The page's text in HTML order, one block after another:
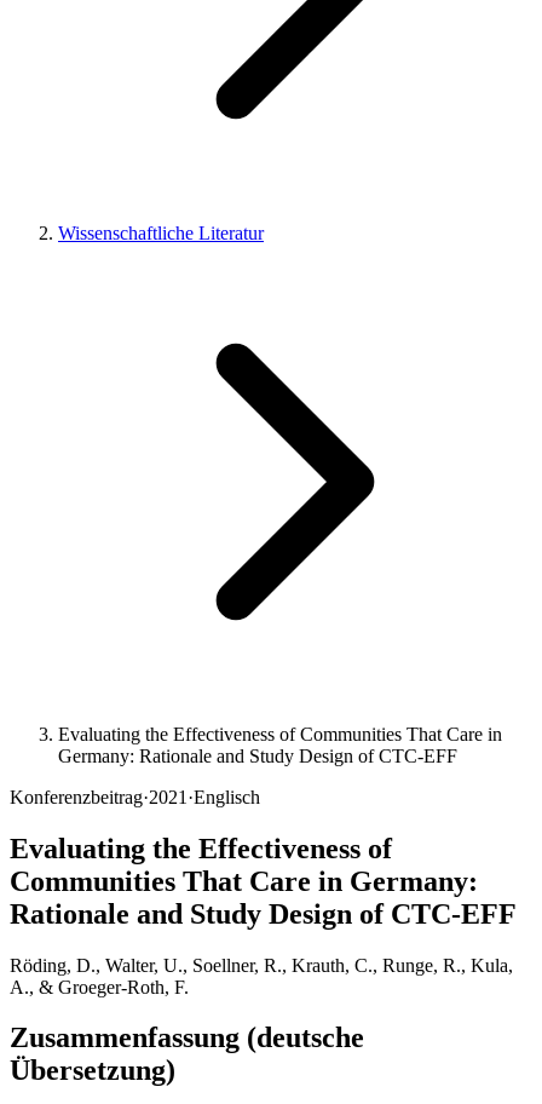
Wissenschaftliche Literatur
Evaluating the Effectiveness of Communities That Care in
Germany: Rationale and Study Design of CTC-EFF
Konferenzbeitrag·2021 ·Englisch
Evaluating the Effectiveness of
Communities That Care in Germany:
Rationale and Study Design of CTC-EFF
Röding, D., Walter, U., Soellner, R., Krauth, C., Runge, R., Kula,
A., & Groeger-Roth, F.
Zusammenfassung (deutsche
Übersetzung)